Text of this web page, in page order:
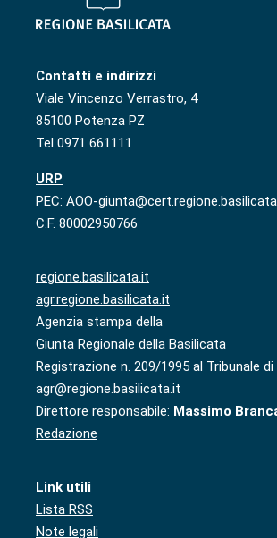
Contatti e indirizzi
Viale Vincenzo Verrastro, 4
85100 Potenza PZ
Tel 0971 661111
URP
PEC: AOO-
C.F. 80002950766
regione.basilicata.it
agr.regione.basilicata.it
Agenzia stampa della
Giunta Regionale della Basilicata
Registrazione n. 209/1995 al Tribunale
agr@regione.basilicata.it
Direttore responsabile: Massimo
Redazione
Link utili
Lista RSS
Note legali